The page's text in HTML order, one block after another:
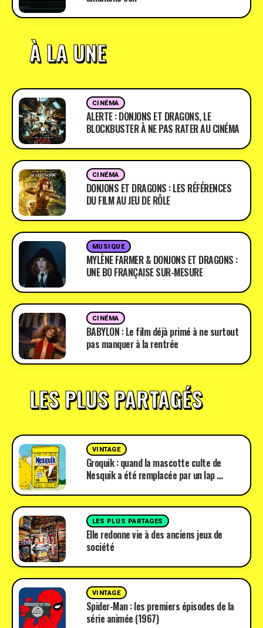
À LA UNE
CINÉMA
ALERTE : DONJONS ET DRAGONS, LE
BLOCKBUSTER À NE PAS RATER AU CINÉMA
CINÉMA
DONJONS ET DRAGONS : LES RÉFÉRENCES
DU FILM AU JEU DE RÔLE
MUSIQUE
MYLÈNE FARMER & DONJONS ET DRAGONS :
UNE BO FRANÇAISE SUR-MESURE
CINÉMA
BABYLON : Le film déjà primé à ne surtout
pas manquer à la rentrée
LES PLUS PARTAGÉS
VINTAGE
Groquik : quand la mascotte culte de
Nesquik a été remplacée par un lap …
LES PLUS PARTAGES
Elle redonne vie à des anciens jeux de
société
VINTAGE
Spider-Man : les premiers épisodes de la
série animée (1967)